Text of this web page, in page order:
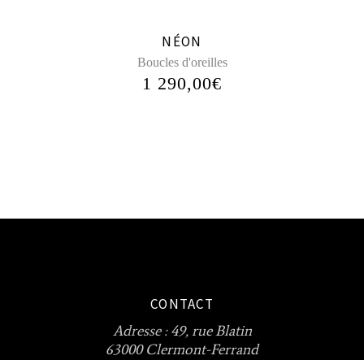
NÉON
Boucles d'oreilles
1 290,00€
CONTACT
Adresse :49, rue Blatin
63000 Clermont-Ferrand